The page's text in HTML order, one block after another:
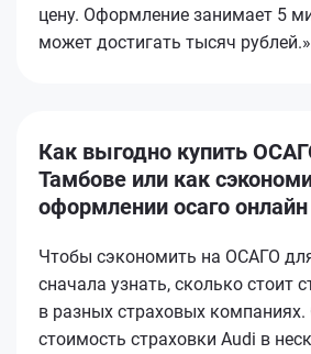
цену. Оформление занимает 5
может достигать тысяч рублей.»
Как выгодно купить
Тамбове или как
оформлении осаго
Чтобы сэкономить на ОСАГО
сначала узнать, сколько стоит
в разных страховых
стоимость страховки Audi в